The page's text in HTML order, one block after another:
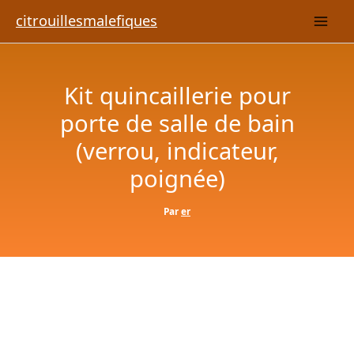
contenu
citrouillesmalefiques
Kit quincaillerie pour
porte de salle de bain
(verrou, indicateur,
poignée)
Parer